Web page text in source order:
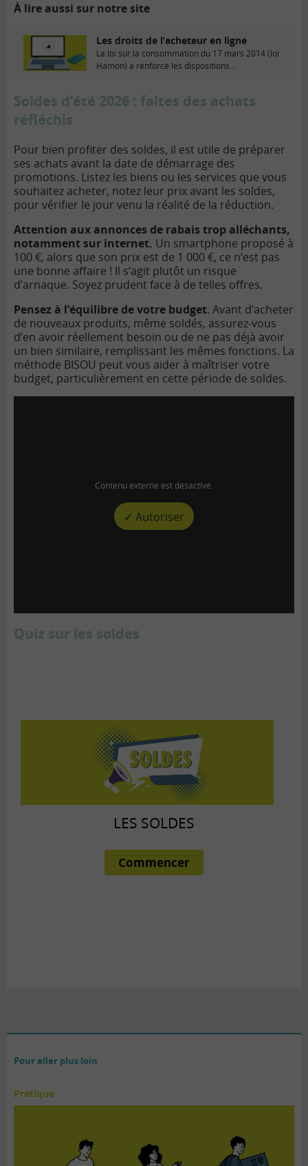
À lire aussi sur notre site
Les droits de l’acheteur en ligne
La loi sur la consommation du 17 mars 2014 (loi
Hamon) a renforcé les dispositions...
Soldes d’été 2026 : faites des achats
réfléchis
Pour bien profiter des soldes, il est utile de préparer
ses achats avant la date de démarrage des
promotions. Listez les biens ou les services que vous
souhaitez acheter, notez leur prix avant les soldes,
pour vérifier le jour venu la réalité de la réduction.
Attention aux annonces de rabais trop alléchants,
notamment sur internet. Un smartphone proposé à
100 €, alors que son prix est de 1 000 €, ce n’est pas
une bonne affaire ! Il s’agit plutôt un risque
d’arnaque. Soyez prudent face à de telles offres.
Pensez à l’équilibre de votre budget. Avant d’acheter
de nouveaux produits, même soldés, assurez-vous
d’en avoir réellement besoin ou de ne pas déjà avoir
un bien similaire, remplissant les mêmes fonctions. La
méthode BISOU peut vous aider à maîtriser votre
budget, particulièrement en cette période de soldes.
Contenu externe est désactivé.
✓ Autoriser
Quiz sur les soldes
LES SOLDES
Pour aller plus loin
Pratique